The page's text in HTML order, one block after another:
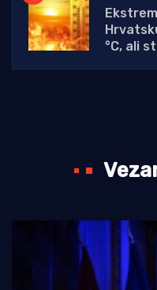
°C, ali